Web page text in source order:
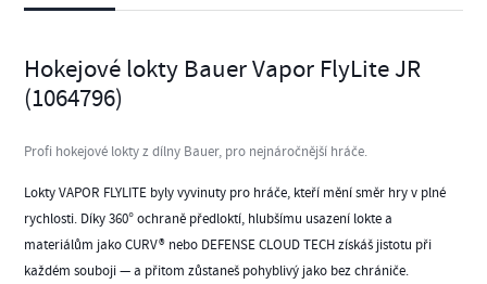
Hokejové lokty Bauer Vapor FlyLite JR
(1064796)
Profi hokejové lokty z dílny Bauer, pro nejnáročnější hráče.
Lokty VAPOR FLYLITE byly vyvinuty pro hráče, kteří mění směr hry v plné
rychlosti. Díky 360° ochraně předloktí, hlubšímu usazení lokte a
materiálům jako CURV® nebo DEFENSE CLOUD TECH získáš jistotu při
každém souboji — a přitom zůstaneš pohyblivý jako bez chrániče.